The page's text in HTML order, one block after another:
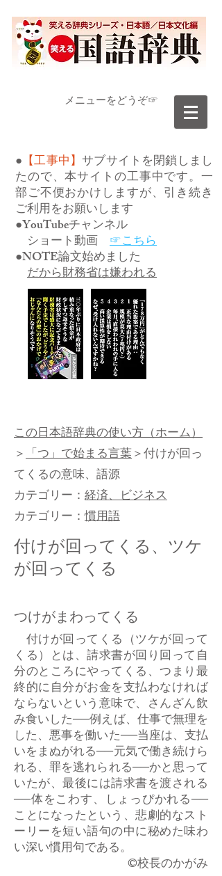
​メニューをどうぞ☞
● 【工事中】サブサイトを閉鎖しまし
たので、本サイトの工事中です。一
部ご不便おかけしますが、引き続き
ご利用をお願いします
●YouTubeチャンネル
ショート動画 ☞こちら
●NOTE論文始めました
だから財務省は嫌われる
この日本語辞典の使い方（ホーム）
＞「つ」で始まる言葉＞付けが回っ
てくるの意味、語源
カテゴリー： 経済、ビジネス
カテゴリー：慣用語
付けが回ってくる、ツケ
が回ってくる
つけがまわってくる
付けが回ってくる（ツケが回って
くる）とは、請求書が回り回って自
分のところにやってくる、つまり最
終的に自分がお金を支払わなければ
ならないという意味で、さんざん飲
み食いした──例えば、仕事で無理を
した、悪事を働いた──当座は、支払
いをまぬがれる──元気で働き続けら
れる、罪を逃れられる──かと思って
いたが、最後には請求書を渡される
──体をこわす、しょっぴかれる──
ことになったという、悲劇的なスト
ーリーを短い語句の中に秘めた味わ
い深い慣用句である。
​©校長のかがみ